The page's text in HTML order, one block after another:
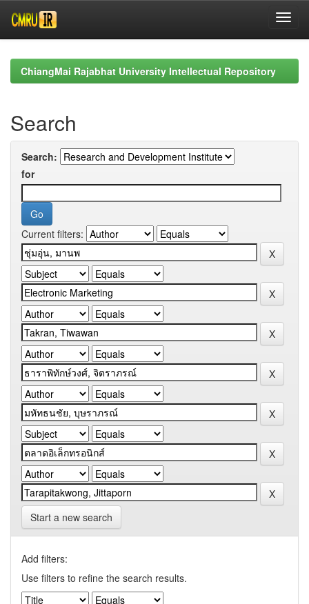
navigationChiangMai Rajabhat University Intellectual Repository
Search
Search:
for
Current filters:
Start a new search
Add filters:
Use filters to refine the search results.